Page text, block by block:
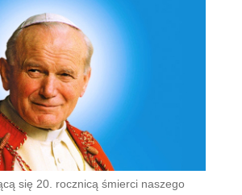
się 20. rocznicą śmierci naszego